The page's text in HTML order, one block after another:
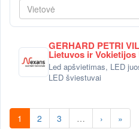
Vietovė
GERHARD PETRI
Lietuvos ir Vokietijos
Led apšvietimas, LED
LED šviestuvai
1 2 3 … › »